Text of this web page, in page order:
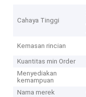
Cahaya Tinggi
Kemasan rincian
Kuantitas min Order
Menyediakan
kemampuan
Nama merek